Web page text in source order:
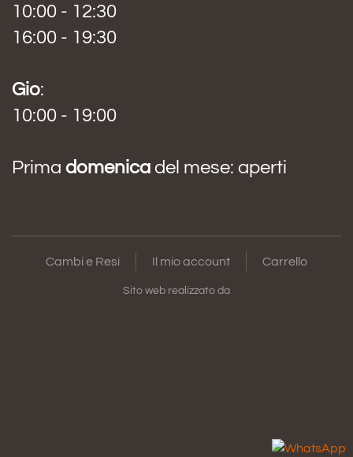
10:00 - 12:30
16:00 - 19:30
Gio:
10:00 - 19:00
Prima domenica del mese: aperti
Cambi e Resi Il mio account Carrello
Sito web realizzato da